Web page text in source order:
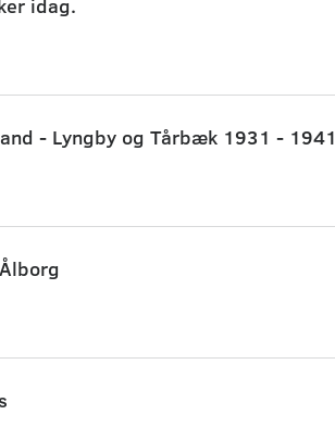
idag.
- Lyngby og Tårbæk 1931 - 1941